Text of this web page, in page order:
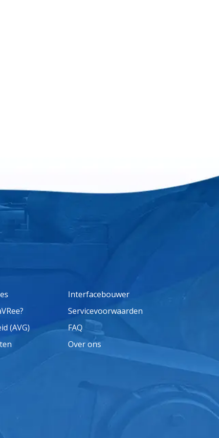
(AVG)
Interfacebouwer
Servicevoorwaarden
FAQ
Over ons